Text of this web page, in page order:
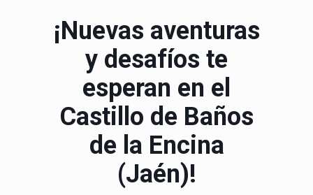
¡Nuevas aventuras
y desafíos te
esperan en el
Castillo de Baños
de la Encina
(Jaén)!